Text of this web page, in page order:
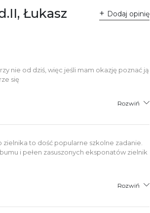
Łukasz
Dodaj opinię
nie od dziś, więc jeśli mam okazję poznać ją
się
Rozwiń
zielnika to dość popularne szkolne zadanie.
i pełen zasuszonych eksponatów zielnik
Rozwiń